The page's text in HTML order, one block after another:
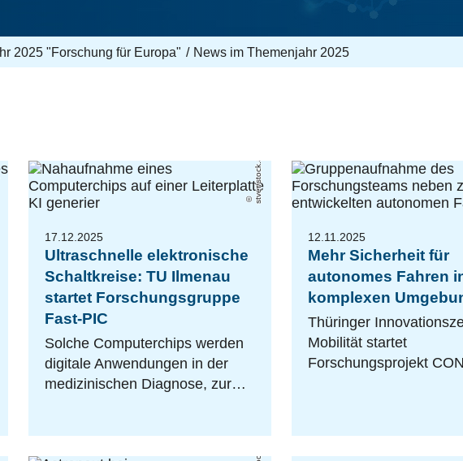
2025 "Forschung für Europa" News im Themenjahr 2025
stver/stock.adobe.com
17.12.2025
Ultraschnelle elektronische
Schaltkreise: TU Ilmenau
startet Forschungsgruppe
Fast-PIC
Solche Computerchips werden
digitale Anwendungen in der
medizinischen Diagnose, zur…
12.11.2025
Mehr Sicherheit für
autonomes Fahren
komplexen
Thüringer
Mobilität startet
Forschungsprojekt